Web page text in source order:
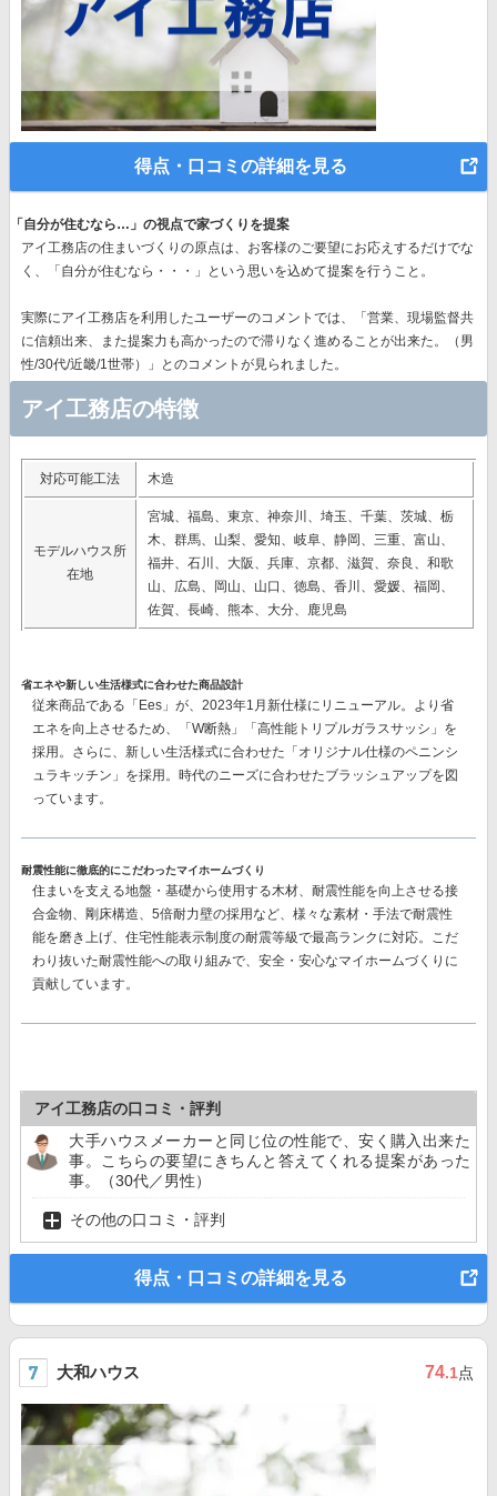
得点・口コミの詳細を見る
「自分が住むなら…」の視点で家づくりを提案
アイ工務店の住まいづくりの原点は、お客様のご要望にお応えするだけでな
く、「自分が住むなら・・・」という思いを込めて提案を行うこと。
実際にアイ工務店を利用したユーザーのコメントでは、「営業、現場監督共
に信頼出来、また提案力も高かったので滞りなく進めることが出来た。（男
性/30代/近畿/1世帯）」とのコメントが見られました。
アイ工務店の特徴
対応可能工法 木造
モデルハウス所
在地
宮城、福島、東京、神奈川、埼玉、千葉、茨城、栃
木、群馬、山梨、愛知、岐阜、静岡、三重、富山、
福井、石川、大阪、兵庫、京都、滋賀、奈良、和歌
山、広島、岡山、山口、徳島、香川、愛媛、福岡、
佐賀、長崎、熊本、大分、鹿児島
省エネや新しい生活様式に合わせた商品設計
従来商品である「Ees」が、2023年1月新仕様にリニューアル。より省
エネを向上させるため、「W断熱」「高性能トリプルガラスサッシ」を
採用。さらに、新しい生活様式に合わせた「オリジナル仕様のペニンシ
ュラキッチン」を採用。時代のニーズに合わせたブラッシュアップを図
っています。
耐震性能に徹底的にこだわったマイホームづくり
住まいを支える地盤・基礎から使用する木材、耐震性能を向上させる接
合金物、剛床構造、5倍耐力壁の採用など、様々な素材・手法で耐震性
能を磨き上げ、住宅性能表示制度の耐震等級で最高ランクに対応。こだ
わり抜いた耐震性能への取り組みで、安全・安心なマイホームづくりに
貢献しています。
アイ工務店の口コミ・評判
大手ハウスメーカーと同じ位の性能で、安く購入出来た
事。こちらの要望にきちんと答えてくれる提案があった
事。（30代／男性）
その他の口コミ・評判
得点・口コミの詳細を見る
大和ハウス 74.1点